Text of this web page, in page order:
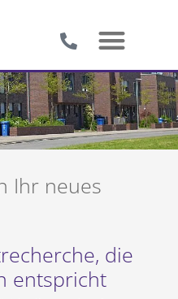
Ihr neues
die
entspricht